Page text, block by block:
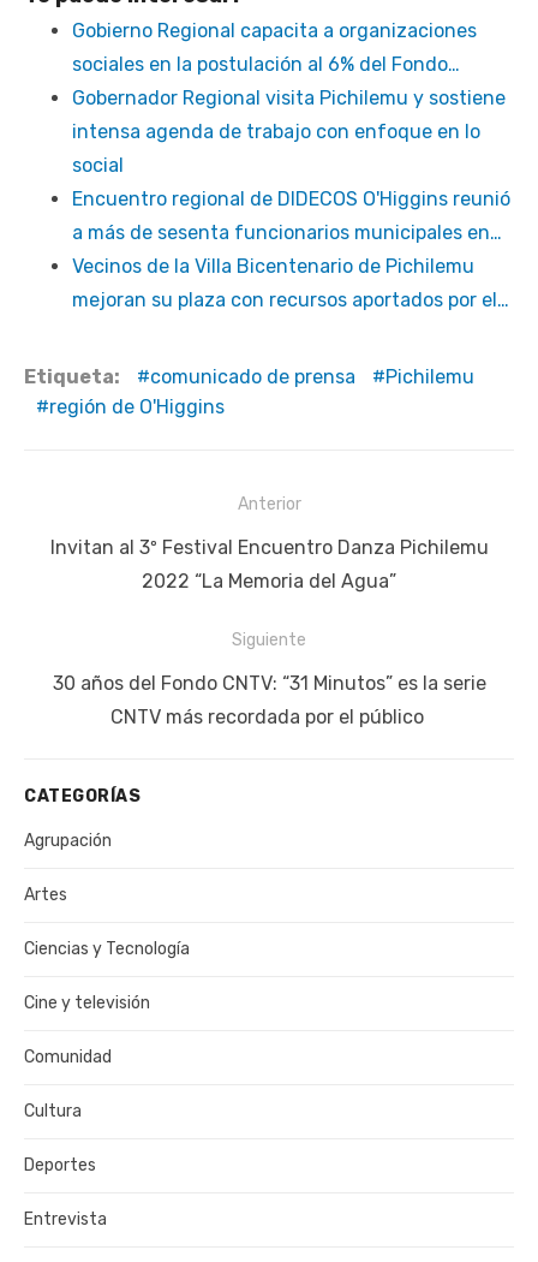
Gobierno Regional capacita a organizaciones
sociales en la postulación al 6% del Fondo…
Gobernador Regional visita Pichilemu y sostiene
intensa agenda de trabajo con enfoque en lo
social
Encuentro regional de DIDECOS O'Higgins reunió
a más de sesenta funcionarios municipales en…
Vecinos de la Villa Bicentenario de Pichilemu
mejoran su plaza con recursos aportados por el…
Etiqueta: comunicado de prensa
Pichilemu
región de O'Higgins
de
entradas
Anterior
Publicación
Invitan al 3º Festival Encuentro Danza Pichilemu
2022 “La Memoria del Agua”
Siguiente
Siguiente
publicación:
30 años del Fondo CNTV: “31 Minutos” es la serie
CNTV más recordada por el público
CATEGORÍAS
Agrupación
Artes
Ciencias y Tecnología
Cine y televisión
Comunidad
Cultura
Deportes
Entrevista